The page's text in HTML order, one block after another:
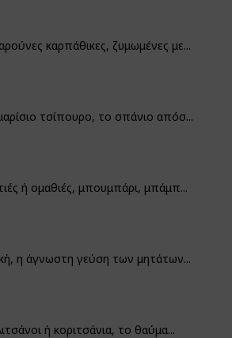
καρπάθικες, ζυμωμένες με...
τσίπουρο, το σπάνιο απόσ...
ή ομαθιές, μπουμπάρι, μπάμπ...
η άγνωστη γεύση των μητάτων...
ή κοριτσάνια, το θαύμα...